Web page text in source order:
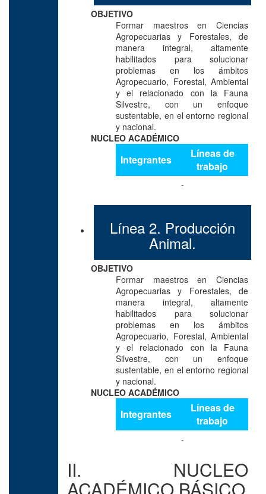
OBJETIVO
Formar maestros en Ciencias
Agropecuarias y Forestales, de
manera integral, altamente
habilitados para solucionar
problemas en los ámbitos
Agropecuario, Forestal, Ambiental
y el relacionado con la Fauna
Silvestre, con un enfoque
sustentable, en el entorno regional
y nacional.
NUCLEO ACADÉMICO
Integrantes
Líneas de
trabajo
-
Línea 2. Producción
Animal.
OBJETIVO
Formar maestros en Ciencias
Agropecuarias y Forestales, de
manera integral, altamente
habilitados para solucionar
problemas en los ámbitos
Agropecuario, Forestal, Ambiental
y el relacionado con la Fauna
Silvestre, con un enfoque
sustentable, en el entorno regional
y nacional.
NUCLEO ACADÉMICO
Integrantes
Líneas de
trabajo
-
II. NUCLEO